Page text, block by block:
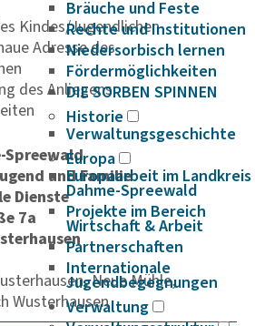
Bräuche und Feste
Rechte und Institutionen
Niedersorbisch lernen
Fördermöglichkeiten
DIE SORBEN SPINNEN
Historie
Verwaltungsgeschichte
Europa
Europaarbeit im Landkreis
Dahme-Spreewald
Projekte im Bereich
Wirtschaft & Arbeit
Partnerschaften
Internationale
Jugendbegegnungen
Verwaltung
Kindes/Jugendlichen
Adresse des
des Anliegens
Spreewald
und Familie
Dienste
7a
Neue Mühle,
Wusterhausen